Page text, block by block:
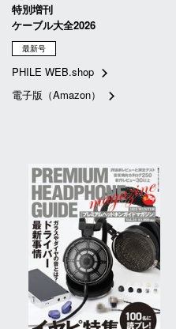
特別増刊
ケーブル大全2026
最新号
PHILE WEB.shop
電子版（Amazon）